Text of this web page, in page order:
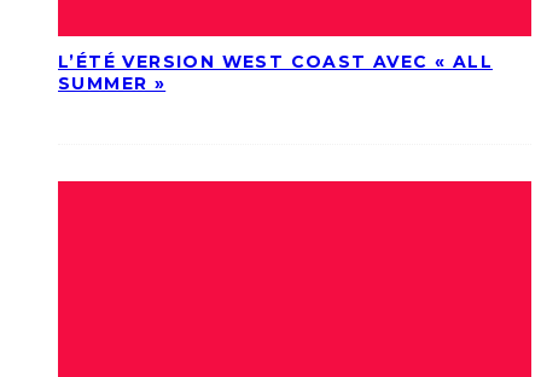
L’ÉTÉ VERSION WEST COAST AVEC « ALL
SUMMER »